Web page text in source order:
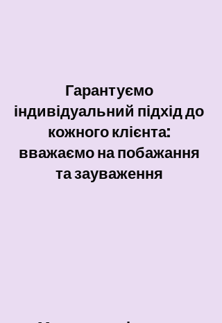
Гарантуємо
індивідуальний підхід до
кожного клієнта:
вважаємо на побажання
та зауваження